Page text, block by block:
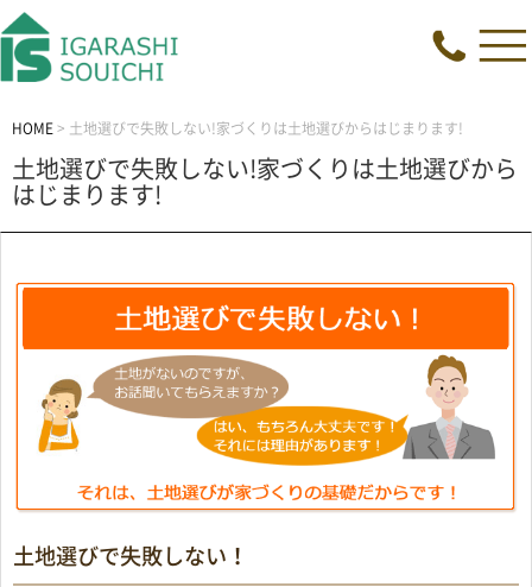
HOME > 土地選びで失敗しない!家づくりは土地選びからはじまります!
土地選びで失敗しない!家づくりは土地選びから
はじまります!
土地選びで失敗しない！